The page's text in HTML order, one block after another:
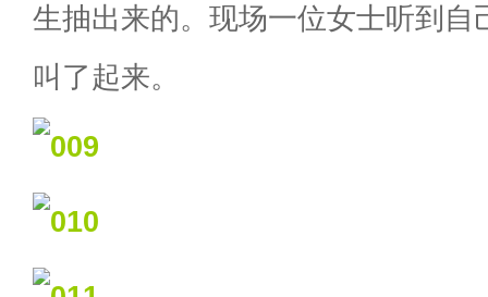
生抽出来的。现场一位女士听到自
叫了起来。